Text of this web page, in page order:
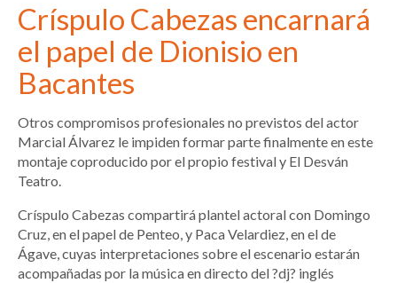
Críspulo Cabezas encarnará
el papel de Dionisio en
Bacantes
Otros compromisos profesionales no previstos del actor
Marcial Álvarez le impiden formar parte finalmente en este
montaje coproducido por el propio festival y El Desván
Teatro.
Críspulo Cabezas compartirá plantel actoral con Domingo
Cruz, en el papel de Penteo, y Paca Velardiez, en el de
Ágave, cuyas interpretaciones sobre el escenario estarán
acompañadas por la música en directo del ?dj? inglés